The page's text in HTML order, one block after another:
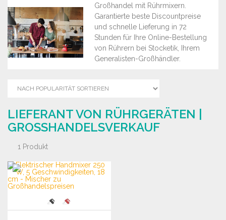
Großhandel mit Rührmixern.
Garantierte beste Discountpreise
und schnelle Lieferung in 72
Stunden für Ihre Online-Bestellung
von Rührern bei Stocketik, Ihrem
Generalisten-Großhändler.
LIEFERANT VON RÜHRGERÄTEN |
GROSSHANDELSVERKAUF
1 Produkt